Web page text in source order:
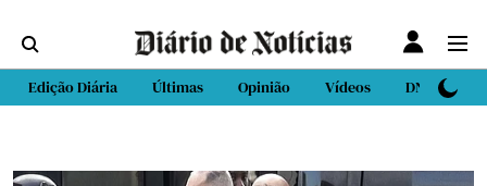
Edição Diária Últimas Opinião Vídeos DN Sport